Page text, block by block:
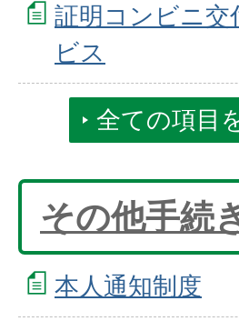
証明コンビニ交
ビス
全ての項目
その他手続
本人通知制度